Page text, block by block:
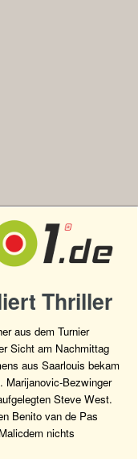
Thriller
aus dem Turnier
Sicht am Nachmittag
aus Saarlouis bekam
Marijanovic-Bezwinger
Steve West.
Benito van de Pas
nichts